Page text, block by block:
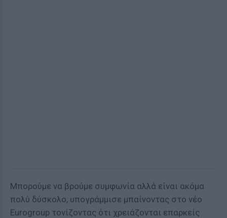
Μπορούμε να βρούμε συμφωνία αλλά είναι ακόμα
πολύ δύσκολο, υπογράμμισε μπαίνοντας στο νέο
Eurogroup τονίζοντας ότι χρειάζονται επαρκείς